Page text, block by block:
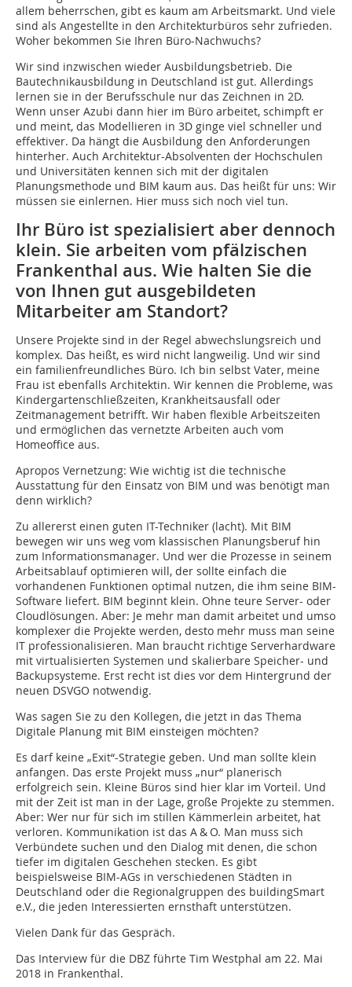
allem beherrschen, gibt es kaum am Arbeitsmarkt. Und viele
sind als Angestellte in den Architekturbüros sehr zufrieden.
Woher bekommen Sie Ihren Büro-Nachwuchs?
Wir sind inzwischen wieder Ausbildungsbetrieb. Die
Bautechnikausbildung in Deutschland ist gut. Allerdings
lernen sie in der Berufsschule nur das Zeichnen in 2D.
Wenn unser Azubi dann hier im Büro arbeitet, schimpft er
und meint, das Modellieren in 3D ginge viel schneller und
effektiver. Da hängt die Ausbildung den Anforderungen
hinterher. Auch Architektur-Absolventen der Hochschulen
und Universitäten kennen sich mit der digitalen
Planungsmethode und BIM kaum aus. Das heißt für uns: Wir
müssen sie einlernen. Hier muss sich noch viel tun.
Ihr Büro ist spezialisiert aber dennoch
klein. Sie arbeiten vom pfälzischen
Frankenthal aus. Wie halten Sie die
von Ihnen gut ausgebildeten
Mitarbeiter am Standort?
Unsere Projekte sind in der Regel abwechslungsreich und
komplex. Das heißt, es wird nicht langweilig. Und wir sind
ein familienfreundliches Büro. Ich bin selbst Vater, meine
Frau ist ebenfalls Architektin. Wir kennen die Probleme, was
Kindergartenschließzeiten, Krankheitsausfall oder
Zeitmanagement betrifft. Wir haben flexible Arbeitszeiten
und ermöglichen das vernetzte Arbeiten auch vom
Homeoffice aus.
Apropos Vernetzung: Wie wichtig ist die technische
Ausstattung für den Einsatz von BIM und was benötigt man
denn wirklich?
Zu allererst einen guten IT-Techniker (lacht). Mit BIM
bewegen wir uns weg vom klassischen Planungsberuf hin
zum Informationsmanager. Und wer die Prozesse in seinem
Arbeitsablauf optimieren will, der sollte einfach die
vorhandenen Funktionen optimal nutzen, die ihm seine BIM-
Software liefert. BIM beginnt klein. Ohne teure Server- oder
Cloudlösungen. Aber: Je mehr man damit arbeitet und umso
komplexer die Projekte werden, desto mehr muss man seine
IT professionalisieren. Man braucht richtige Serverhardware
mit virtualisierten Systemen und skalierbare Speicher- und
Backupsys­teme. Erst recht ist dies vor dem Hintergrund der
neuen DSVGO notwendig.
Was sagen Sie zu den Kollegen, die jetzt in das Thema
Digitale Planung mit BIM einsteigen möchten?
Es darf keine „Exit“-Strategie geben. Und man sollte klein
anfangen. Das erste Projekt muss „nur“ planerisch
erfolgreich sein. Kleine Büros sind hier klar im Vorteil. Und
mit der Zeit ist man in der Lage, große Projekte zu stemmen.
Aber: Wer nur für sich im stillen Kämmerlein arbeitet, hat
verloren. Kommunikation ist das A & O. Man muss sich
Verbündete suchen und den Dialog mit denen, die schon
tiefer im digitalen Geschehen stecken. Es gibt
beispielsweise BIM-AGs in verschiedenen Städten in
Deutschland oder die Regionalgruppen des buildingSmart
e.V., die jeden Interessierten ernsthaft unterstützen.
Vielen Dank für das Gespräch.
Das Interview für die DBZ führte Tim Westphal am 22. Mai
2018 in Frankenthal.